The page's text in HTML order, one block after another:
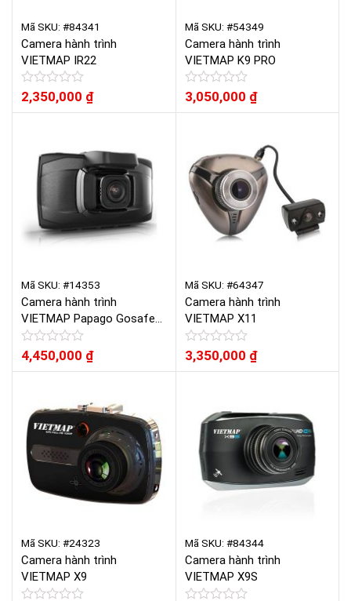
Mã SKU: #84341
Camera hành trình
VIETMAP IR22
Được
xếp
2,350,000 ₫
Mã SKU: #54349
Camera hành trình
VIETMAP K9 PRO
Được
xếp
sao
3,050,000 ₫
Mã SKU: #14353
Camera hành trình
VIETMAP Papago Gosafe
51G
Được
xếp
sao
4,450,000 ₫
Mã SKU: #64347
Camera hành trình
VIETMAP X11
Được
xếp
3,350,000 ₫
Mã SKU: #24323
Camera hành trình
VIETMAP X9
Mã SKU: #84344
Camera hành trình
VIETMAP X9S